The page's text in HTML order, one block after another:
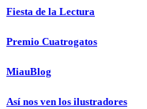
Fiesta de la Lectura
Premio Cuatrogatos
MiauBlog
Así nos ven los ilustradores